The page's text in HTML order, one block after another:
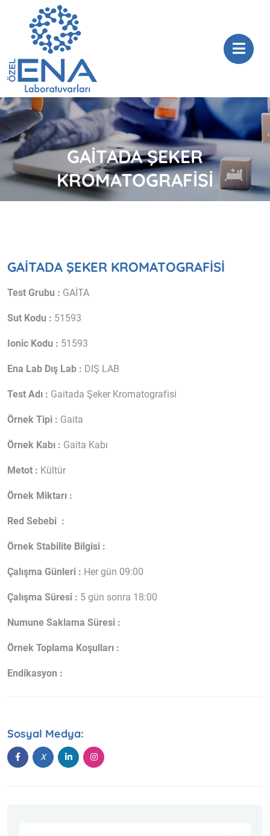
GAİTADA ŞEKER
KROMATOGRAFİSİ
GAİTADA ŞEKER KROMATOGRAFİSİ
Test Grubu : GAİTA
Sut Kodu : 51593
Ionic Kodu : 51593
Ena Lab Dış Lab : DIŞ LAB
Test Adı : Gaitada Şeker Kromatografisi
Örnek Tipi : Gaita
Örnek Kabı : Gaita Kabı
Metot : Kültür
Örnek Miktarı :
Red Sebebi :
Örnek Stabilite Bilgisi :
Çalışma Günleri : Her gün 09:00
Çalışma Süresi : 5 gün sonra 18:00
Numune Saklama Süresi :
Örnek Toplama Koşulları :
Endikasyon :
Sosyal Medya: